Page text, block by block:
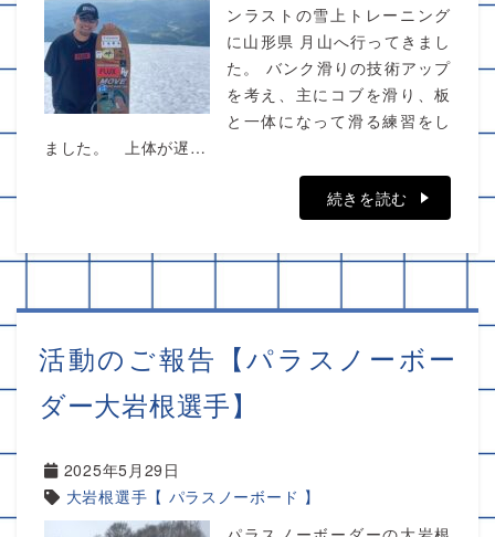
ンラストの雪上トレーニング
に山形県 月山へ行ってきまし
た。 バンク滑りの技術アップ
を考え、主にコブを滑り、板
と一体になって滑る練習をし
ました。 上体が遅…
続きを読む
活動のご報告【パラスノーボー
ダー大岩根選手】
2025年5月29日
大岩根選手【 パラスノーボード 】